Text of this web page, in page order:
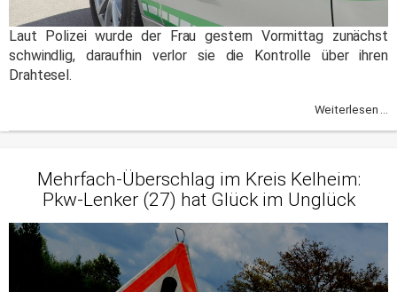
Laut Polizei wurde der Frau gestern Vormittag zunächst
schwindlig, daraufhin verlor sie die Kontrolle über ihren
Drahtesel.
Weiterlesen ...
Mehrfach-Überschlag im Kreis Kelheim:
Pkw-Lenker (27) hat Glück im Unglück